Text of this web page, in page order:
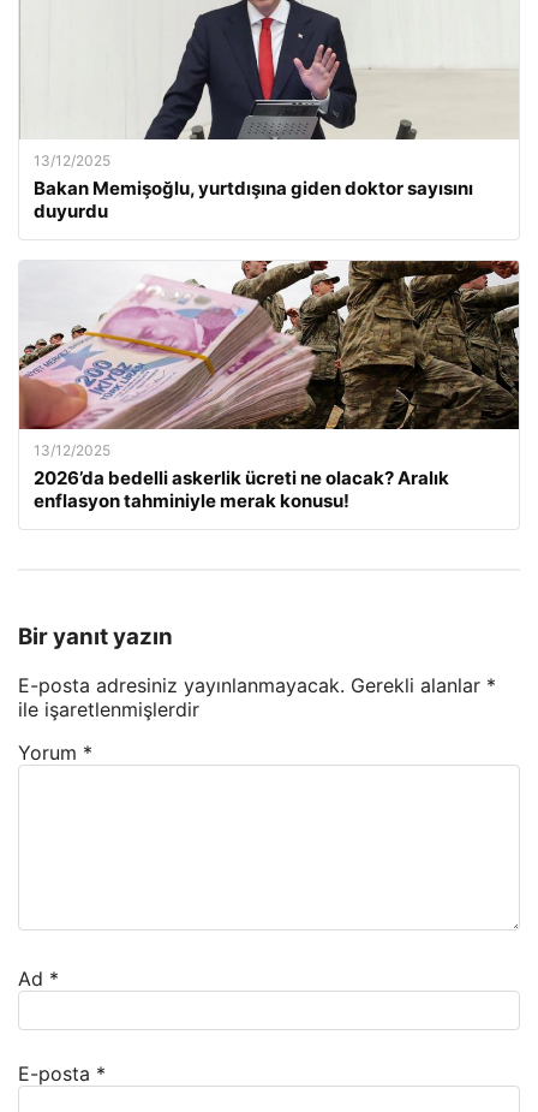
13/12/2025
Bakan Memişoğlu, yurtdışına giden doktor sayısını
duyurdu
13/12/2025
2026’da bedelli askerlik ücreti ne olacak? Aralık
enflasyon tahminiyle merak konusu!
Bir yanıt yazın
E-posta adresiniz yayınlanmayacak. Gerekli alanlar *
ile işaretlenmişlerdir
Yorum *
Ad *
E-posta *